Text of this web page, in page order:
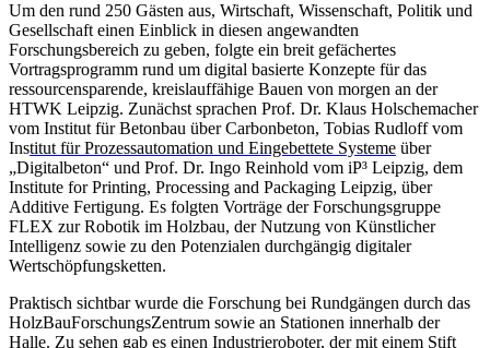
Um den rund 250 Gästen aus, Wirtschaft, Wissenschaft, Politik und
Gesellschaft einen Einblick in diesen angewandten
Forschungsbereich zu geben, folgte ein breit gefächertes
Vortragsprogramm rund um digital basierte Konzepte für das
ressourcensparende, kreislauffähige Bauen von morgen an der
HTWK Leipzig. Zunächst sprachen Prof. Dr. Klaus Holschemacher
vom Institut für Betonbau über Carbonbeton, Tobias Rudloff vom
Institut für Prozessautomation und Eingebettete Systeme über
„Digitalbeton“ und Prof. Dr. Ingo Reinhold vom iP³ Leipzig, dem
Institute for Printing, Processing and Packaging Leipzig, über
Additive Fertigung. Es folgten Vorträge der Forschungsgruppe
FLEX zur Robotik im Holzbau, der Nutzung von Künstlicher
Intelligenz sowie zu den Potenzialen durchgängig digitaler
Wertschöpfungsketten.
Praktisch sichtbar wurde die Forschung bei Rundgängen durch das
HolzBauForschungsZentrum sowie an Stationen innerhalb der
Halle. Zu sehen gab es einen Industrieroboter, der mit einem Stift